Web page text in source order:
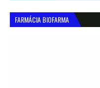
FARMÁCIA BIOFARMA